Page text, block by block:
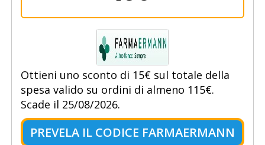
Ottieni uno sconto di 15€ sul totale della
spesa valido su ordini di almeno 115€.
Scade il 25/08/2026.
PREVELA IL CODICE FARMAERMANN